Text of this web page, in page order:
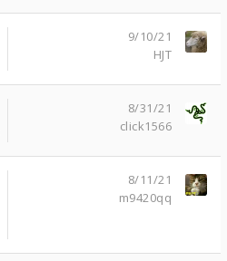
9/10/21
HJT
8/31/21
click1566
8/11/21
m9420qq